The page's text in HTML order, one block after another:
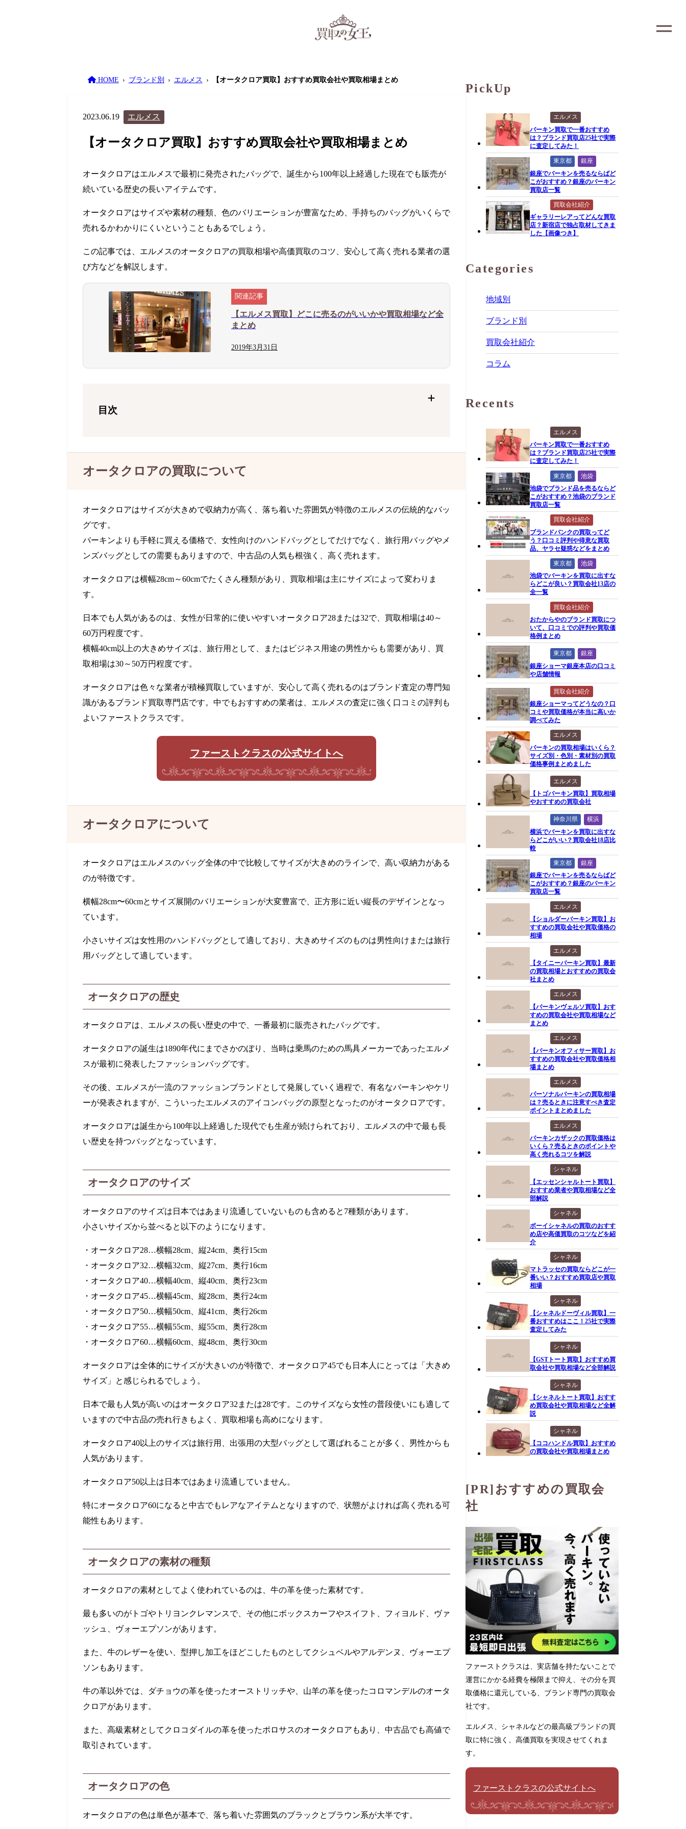
HOME ブランド別 エルメス 【オータクロア買取】おすすめ買取会社や買取相場まとめ
2023.06.19 エルメス
【オータクロア買取】おすすめ買取会社や買取相場まとめ
オータクロアはエルメスで最初に発売されたバッグで、誕生から100年以上経過した現在でも販売が
続いている歴史の長いアイテムです。
オータクロアはサイズや素材の種類、色のバリエーションが豊富なため、手持ちのバッグがいくらで
売れるかわかりにくいということもあるでしょう。
この記事では、エルメスのオータクロアの買取相場や高価買取のコツ、安心して高く売れる業者の選
び方などを解説します。
【エルメス買取】どこに売るのがいいかや買取相場など全
まとめ
2019年3月31日
目次
オータクロアの買取について
オータクロアはサイズが大きめで収納力が高く、落ち着いた雰囲気が特徴のエルメスの伝統的なバッ
グです。
バーキンよりも手軽に買える価格で、女性向けのハンドバッグとしてだけでなく、旅行用バッグやメ
ンズバッグとしての需要もありますので、中古品の人気も根強く、高く売れます。
オータクロアは横幅28cm～60cmでたくさん種類があり、買取相場は主にサイズによって変わりま
す。
日本でも人気があるのは、女性が日常的に使いやすいオータクロア28または32で、買取相場は40～
60万円程度です。
横幅40cm以上の大きめサイズは、旅行用として、またはビジネス用途の男性からも需要があり、買
取相場は30～ 50万円程度です。
オータクロアは色々な業者が積極買取していますが、安心して高く売れるのはブランド査定の専門知
識があるブランド買取専門店です。中でもおすすめの業者は、エルメスの査定に強く口コミの評判も
よいファーストクラスです。
ファーストクラスの公式サイトへ
オータクロアについて
オータクロアはエルメスのバッグ全体の中で比較してサイズが大きめのラインで、高い収納力がある
のが特徴です。
横幅28cm〜60cmとサイズ展開のバリエーションが大変豊富で、正方形に近い縦長のデザインとなっ
ています。
小さいサイズは女性用のハンドバッグとして適しており、大きめサイズのものは男性向けまたは旅行
用バッグとして適しています。
オータクロアの歴史
オータクロアは、エルメスの長い歴史の中で、一番最初に販売されたバッグです。
オータクロアの誕生は1890年代にまでさかのぼり、当時は乗馬のための馬具メーカーであったエルメ
スが最初に発表したファッションバッグです。
その後、エルメスが一流のファッションブランドとして発展していく過程で、有名なバーキンやケリ
ーが発表されますが、こういったエルメスのアイコンバッグの原型となったのがオータクロアです。
オータクロアは誕生から100年以上経過した現代でも生産が続けられており、エルメスの中で最も長
い歴史を持つバッグとなっています。
オータクロアのサイズ
オータクロアのサイズは日本ではあまり流通していないものも含めると7種類があります。
小さいサイズから並べると以下のようになります。
・オータクロア28…横幅28cm、縦24cm、奥行15cm
・オータクロア32…横幅32cm、縦27cm、奥行16cm
・オータクロア40…横幅40cm、縦40cm、奥行23cm
・オータクロア45…横幅45cm、縦28cm、奥行24cm
・オータクロア50…横幅50cm、縦41cm、奥行26cm
・オータクロア55…横幅55cm、縦55cm、奥行28cm
・オータクロア60…横幅60cm、縦48cm、奥行30cm
オータクロアは全体的にサイズが大きいのが特徴で、オータクロア45でも日本人にとっては「大きめ
サイズ」と感じられるでしょう。
日本で最も人気が高いのはオータクロア32または28です。このサイズなら女性の普段使いにも適して
いますので中古品の売れ行きもよく、買取相場も高めになります。
オータクロア40以上のサイズは旅行用、出張用の大型バッグとして選ばれることが多く、男性からも
人気があります。
オータクロア50以上は日本ではあまり流通していません。
特にオータクロア60になると中古でもレアなアイテムとなりますので、状態がよければ高く売れる可
能性もあります。
オータクロアの素材の種類
オータクロアの素材としてよく使われているのは、牛の革を使った素材です。
最も多いのがトゴやトリヨンクレマンスで、その他にボックスカーフやスイフト、フィヨルド、ヴァ
ッシュ、ヴォーエプソンがあります。
また、牛のレザーを使い、型押し加工をほどこしたものとしてクシュベルやアルデンヌ、ヴォーエプ
ソンもあります。
牛の革以外では、ダチョウの革を使ったオーストリッチや、山羊の革を使ったコロマンデルのオータ
クロアがあります。
また、高級素材としてクロコダイルの革を使ったポロサスのオータクロアもあり、中古品でも高値で
取引されています。
オータクロアの色
オータクロアの色は単色が基本で、落ち着いた雰囲気のブラックとブラウン系が大半です。
PickUp
エルメス
バーキン買取で一番おすすめ
は？ブランド買取店25社で実際
に査定してみた！
東京都
銀座
銀座でバーキンを売るならばど
こがおすすめ？銀座のバーキン
買取店一覧
買取会社紹介
ギャラリーレアってどんな買取
店？新宿店で独占取材してきま
した【画像つき】
Categories
地域別
ブランド別
買取会社紹介
コラム
Recents
エルメス
バーキン買取で一番おすすめ
は？ブランド買取店25社で実際
に査定してみた！
東京都
池袋
池袋でブランド品を売るならど
こがおすすめ？池袋のブランド
買取店一覧
買取会社紹介
ブランドバンクの買取ってど
う？口コミ評判や得意な買取
品、ヤラセ疑惑などをまとめ
東京都
池袋
池袋でバーキンを買取に出すな
らどこが良い？買取会社13店の
全一覧
買取会社紹介
おたからやのブランド買取につ
いて、口コミでの評判や買取価
格例まとめ
東京都
銀座
銀座ショーマ銀座本店の口コミ
や店舗情報
買取会社紹介
銀座ショーマってどうなの？口
コミや買取価格が本当に高いか
調べてみた
エルメス
バーキンの買取相場はいくら？
サイズ別・色別・素材別の買取
価格事例まとめました
エルメス
【トゴバーキン買取】買取相場
やおすすめの買取会社
神奈川県
横浜
横浜でバーキンを買取に出すな
らどこがいい？買取会社18店比
較
東京都
銀座
銀座でバーキンを売るならばど
こがおすすめ？銀座のバーキン
買取店一覧
エルメス
【ショルダーバーキン買取】お
すすめの買取会社や買取価格の
相場
エルメス
【タイニーバーキン買取】最新
の買取相場とおすすめの買取会
社まとめ
エルメス
【バーキンヴェルソ買取】おす
すめの買取会社や買取相場など
まとめ
エルメス
【バーキンオフィサー買取】お
すすめの買取会社や買取価格相
場まとめ
エルメス
パーソナルバーキンの買取相場
は？売るときに注意すべき査定
ポイントまとめました
エルメス
バーキンカザックの買取価格は
いくら？売るときのポイントや
高く売れるコツを解説
シャネル
【エッセンシャルトート買取】
おすすめ業者や買取相場など全
部解説
シャネル
ボーイシャネルの買取のおすす
め店や高価買取のコツなどを紹
介
シャネル
マトラッセの買取ならどこが一
番いい？おすすめ買取店や買取
相場
シャネル
【シャネルドーヴィル買取】一
番おすすめはここ！25社で実際
査定してみた
シャネル
【GSTトート買取】おすすめ買
取会社や買取相場など全部解説
シャネル
【シャネルトート買取】おすす
め買取会社や買取相場など全解
説
シャネル
【ココハンドル買取】おすすめ
の買取会社や買取相場まとめ
[PR]おすすめの買取会
社
ファーストクラスは、実店舗を持たないことで
運営にかかる経費を極限まで抑え、その分を買
取価格に還元している、ブランド専門の買取会
社です。
エルメス、シャネルなどの最高級ブランドの買
取に特に強く、高価買取を実現させてくれま
す。
ファーストクラスの公式サイトへ